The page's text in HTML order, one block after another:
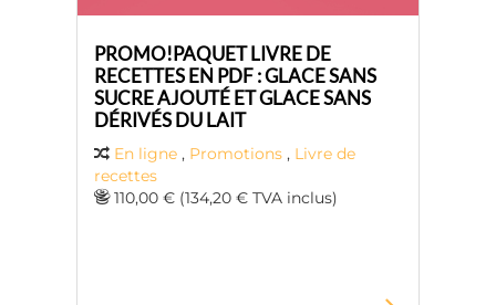
PROMO!PAQUET LIVRE DE
RECETTES EN PDF : GLACE SANS
SUCRE AJOUTÉ ET GLACE SANS
DÉRIVÉS DU LAIT
En ligne , Promotions , Livre de
recettes
110,00 € (134,20 € TVA inclus)